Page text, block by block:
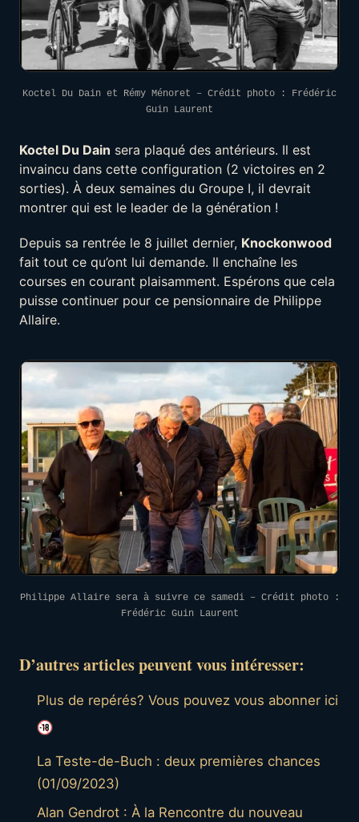
Koctel Du Dain et Rémy Ménoret – Crédit photo : Frédéric
Guin Laurent
Koctel Du Dain sera plaqué des antérieurs. Il est
invaincu dans cette configuration (2 victoires en 2
sorties). À deux semaines du Groupe I, il devrait
montrer qui est le leader de la génération !
Depuis sa rentrée le 8 juillet dernier, Knockonwood
fait tout ce qu’ont lui demande. Il enchaîne les
courses en courant plaisamment. Espérons que cela
puisse continuer pour ce pensionnaire de Philippe
Allaire.
Philippe Allaire sera à suivre ce samedi – Crédit photo :
Frédéric Guin Laurent
D’autres articles peuvent vous intéresser:
Plus de repérés? Vous pouvez vous abonner ici
La Teste-de-Buch : deux premières chances
(01/09/2023)
Alan Gendrot : À la Rencontre du nouveau